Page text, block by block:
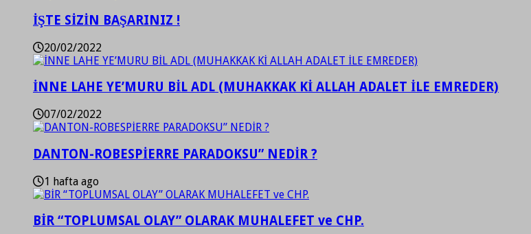
İŞTE SİZİN BAŞARINIZ !
20/02/2022
İNNE LAHE YE’MURU BİL ADL (MUHAKKAK Kİ ALLAH ADALET İLE EMREDER)
07/02/2022
DANTON-ROBESPİERRE PARADOKSU” NEDİR ?
1 hafta ago
BİR “TOPLUMSAL OLAY” OLARAK MUHALEFET ve CHP.